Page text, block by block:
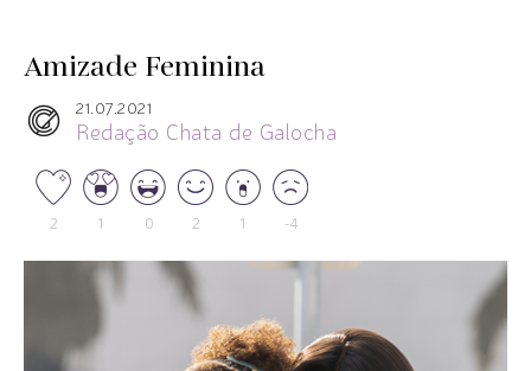
Amizade Feminina
21.07.2021
Redação Chata de Galocha
2 1 0 2 1 -4